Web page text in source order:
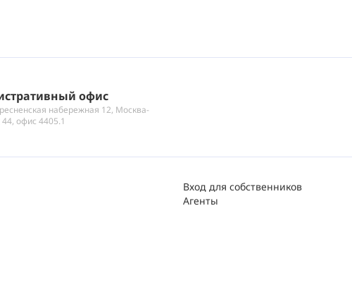
офис
набережная 12, Москва-
офис 4405.1
Вход для собственников
Агенты